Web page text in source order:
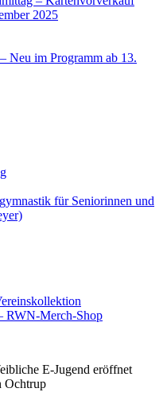
2025
Neu im Programm ab 13.
für Seniorinnen und
RWN-Merch-Shop
E-Jugend eröffnet
Ochtrup